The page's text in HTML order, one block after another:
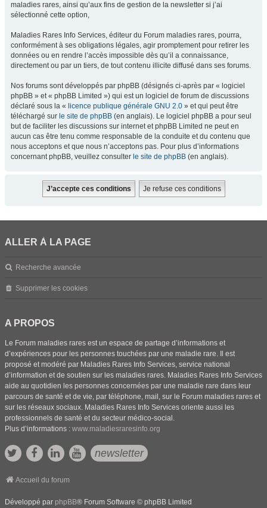
maladies rares, ainsi qu’aux fins de gestion de la newsletter si j’ai
sélectionné cette option,
Maladies Rares Info Services, éditeur du Forum maladies rares, pourra,
conformément à ses obligations légales, agir promptement pour retirer les
données ou en rendre l’accès impossible dès qu’il a connaissance,
directement ou par un tiers, de tout contenu illicite diffusé dans ses forums.
Nos forums sont développés par phpBB (désignés ci-après par « logiciel
phpBB » et « phpBB Limited ») qui est un logiciel de forum de discussions
déclaré sous la « licence publique générale GNU 2.0 » et qui peut être
téléchargé sur le site de phpBB (en anglais). Le logiciel phpBB a pour seul
but de faciliter les discussions sur internet et phpBB Limited ne peut en
aucun cas être tenu comme responsable de la conduite et du contenu que
nous acceptons et que nous n’acceptons pas. Pour plus d’informations
concernant phpBB, veuillez consulter le site de phpBB (en anglais).
ALLER À LA PAGE
Recherche avancée
Supprimer les cookies
A PROPOS
Le Forum maladies rares est un espace de partage d’informations et
d’expériences pour les personnes touchées par une maladie rare. Il est
proposé et modéré par Maladies Rares Info Services, service national
d’information et de soutien sur les maladies rares. Maladies Rares Info Services
aide au quotidien les personnes concernées par une maladie rare dans leur
parcours de santé et de vie, par téléphone, mail, sur le Forum maladies rares et
sur les réseaux sociaux. Maladies Rares Info Services oriente aussi les
professionnels de santé et du secteur médico-social.
Plus d’informations : www.maladiesraresinfo.org
newsletter
Accueil du forum
Développé par phpBB® Forum Software © phpBB Limited